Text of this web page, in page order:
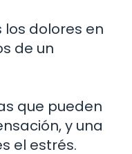
dolores en
de un
que pueden
y una
el estrés.